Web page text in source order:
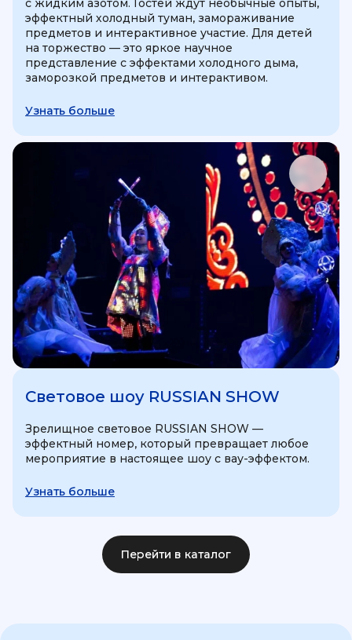
с жидким азотом. Гостей ждут необычные опыты,
эффектный холодный туман, замораживание
предметов и интерактивное участие. Для детей
на торжество — это яркое научное
представление с эффектами холодного дыма,
заморозкой предметов и интерактивом.
Узнать больше
Световое шоу RUSSIAN SHOW
Зрелищное световое RUSSIAN SHOW —
эффектный номер, который превращает любое
мероприятие в настоящее шоу с вау-эффектом.
Узнать больше
Перейти в каталог